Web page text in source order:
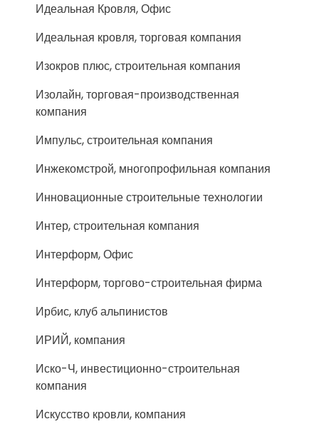
Идеальная Кровля, Офис
Идеальная кровля, торговая компания
Изокров плюс, строительная компания
Изолайн, торговая-производственная
компания
Импульс, строительная компания
Инжекомстрой, многопрофильная компания
Инновационные строительные технологии
Интер, строительная компания
Интерформ, Офис
Интерформ, торгово-строительная фирма
Ирбис, клуб альпинистов
ИРИЙ, компания
Иско-Ч, инвестиционно-строительная
компания
Искусство кровли, компания